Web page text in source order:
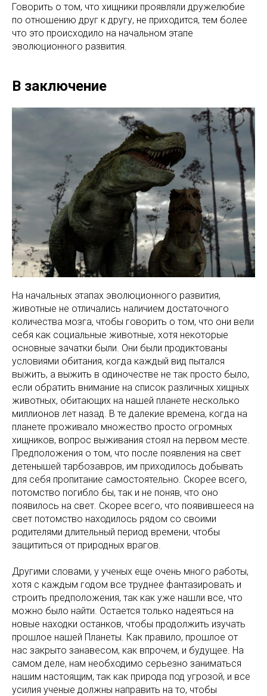
Говорить о том, что хищники проявляли дружелюбие
по отношению друг к другу, не приходится, тем более
что это происходило на начальном этапе
эволюционного развития.
В заключение
На начальных этапах эволюционного развития,
животные не отличались наличием достаточного
количества мозга, чтобы говорить о том, что они вели
себя как социальные животные, хотя некоторые
основные зачатки были. Они были продиктованы
условиями обитания, когда каждый вид пытался
выжить, а выжить в одиночестве не так просто было,
если обратить внимание на список различных хищных
животных, обитающих на нашей планете несколько
миллионов лет назад. В те далекие времена, когда на
планете проживало множество просто огромных
хищников, вопрос выживания стоял на первом месте.
Предположения о том, что после появления на свет
детенышей тарбозавров, им приходилось добывать
для себя пропитание самостоятельно. Скорее всего,
потомство погибло бы, так и не поняв, что оно
появилось на свет. Скорее всего, что появившееся на
свет потомство находилось рядом со своими
родителями длительный период времени, чтобы
защититься от природных врагов.
Другими словами, у ученых еще очень много работы,
хотя с каждым годом все труднее фантазировать и
строить предположения, так как уже нашли все, что
можно было найти. Остается только надеяться на
новые находки останков, чтобы продолжить изучать
прошлое нашей Планеты. Как правило, прошлое от
нас закрыто занавесом, как впрочем, и будущее. На
самом деле, нам необходимо серьезно заниматься
нашим настоящим, так как природа под угрозой, и все
усилия ученые должны направить на то, чтобы